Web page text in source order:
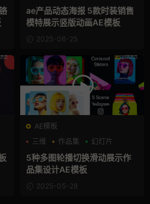
ae产品动态海报 5款时装销售
模特展示竖版动画AE模板
2025-06-25
AE模板
三维
作品集 幻灯片
5种多图轮播切换滑动展示作
品集设计AE模板
2025-05-28